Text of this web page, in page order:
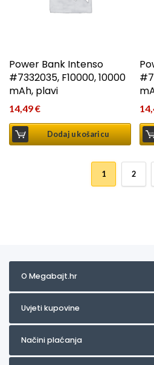
Power Bank Intenso
#7332035, F10000, 10000
mAh, plavi
14,49€
Dodaj u košaricu
1 2
O Megabajt.hr
Uvjeti kupovine
Načini plaćanja